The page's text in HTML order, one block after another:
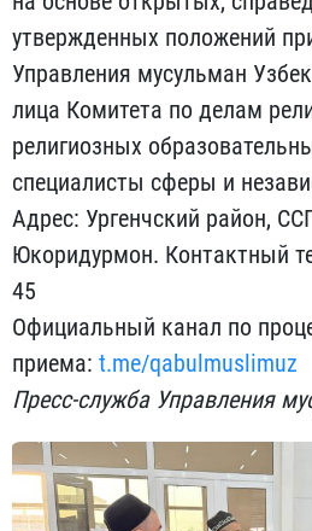
утвержденных положений
Управления мусульман
лица Комитета по делам
религиозных
специалисты сферы и
Адрес: Ургенчский район,
Юкоридурмон. Контактный
45
Официальный канал по
приема: t.me/qabulmuslimuz
Пресс-служба Управления